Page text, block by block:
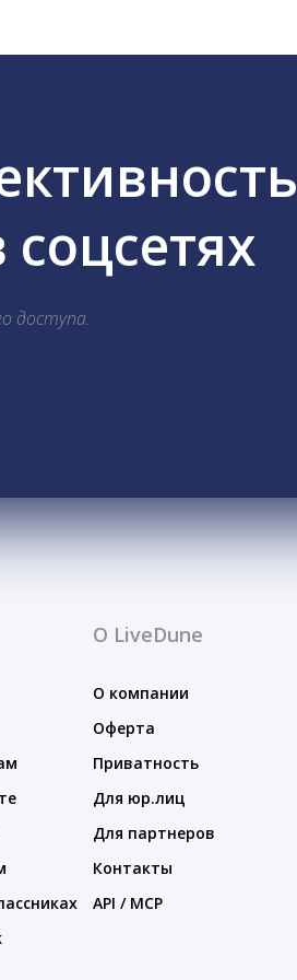
доступа.
О LiveDune
О компании
Оферта
Приватность
Для юр.лиц
Для партнеров
Контакты
API / MCP